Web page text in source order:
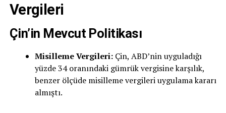
Vergileri
Çin’in Mevcut Politikası
Misilleme Vergileri:Çin, ABD’nin uyguladığı
yüzde 34 oranındaki gümrük vergisine karşılık,
benzer ölçüde misilleme vergileri uygulama kararı
almıştı.